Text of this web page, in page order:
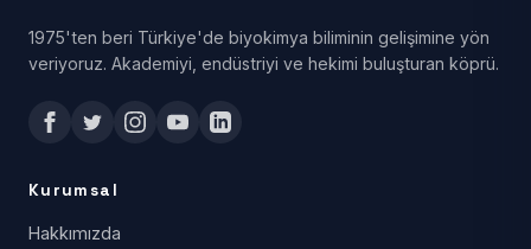
1975'ten beri Türkiye'de biyokimya biliminin gelişimine yön
veriyoruz. Akademiyi, endüstriyi ve hekimi buluşturan köprü.
Kurumsal
Hakkımızda